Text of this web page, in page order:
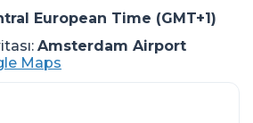
European Time (GMT+1)
Amsterdam Airport
Maps